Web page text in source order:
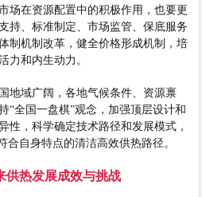
场在资源配置中的积极作用，也要更
持、标准制定、市场监管、保底服务
制机制改革，健全价格形成机制，培
力和内生动力。
地域广阔，各地气候条件、资源禀
“全国一盘棋”观念，加强顶层设计和
性，科学确定技术路径和发展模式，
合自身特点的清洁高效供热路径。
供热发展成效与挑战